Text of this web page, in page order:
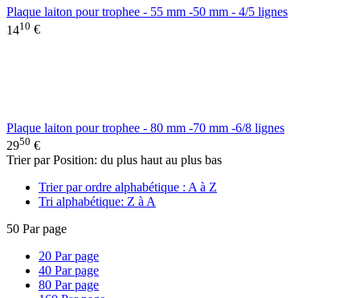
Plaque laiton pour trophee - 55 mm -50 mm - 4/5 lignes
1410 €
Plaque laiton pour trophee - 80 mm -70 mm -6/8 lignes
2950 €
Trier par Position: du plus haut au plus bas
Trier par ordre alphabétique : A à Z
Tri alphabétique: Z à A
50 Par page
20 Par page
40 Par page
80 Par page